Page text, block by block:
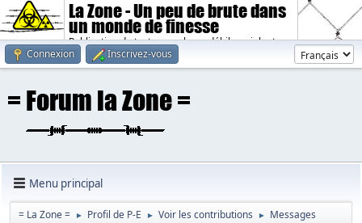
La Zone - Un peu de brute dans
un monde de finesse
Publication de textes sombres, débiles, violents.
Connexion
Inscrivez-vous
Menu principal
= La Zone = ► Profil de P-E ► Voir les contributions ► Messages